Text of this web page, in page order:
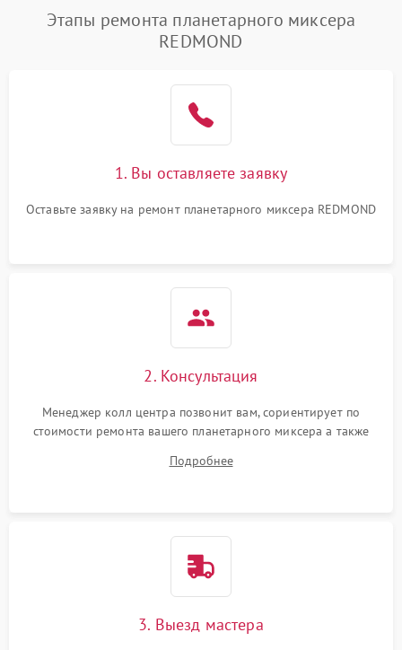
Этапы ремонта планетарного миксера
REDMOND
1. Вы оставляете заявку
Оставьте заявку на ремонт планетарного миксера REDMOND
2. Консультация
Менеджер колл центра позвонит вам, сориентирует по
стоимости ремонта вашего планетарного миксера а также
Подробнее
3. Выезд мастера